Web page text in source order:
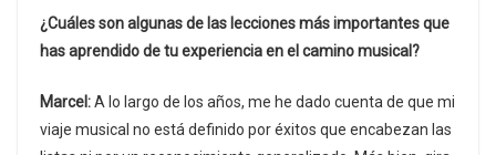
¿Cuáles son algunas de las lecciones más importantes que
has aprendido de tu experiencia en el camino musical?
Marcel:A lo largo de los años, me he dado cuenta de que mi
viaje musical no está definido por éxitos que encabezan las